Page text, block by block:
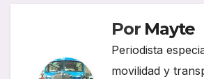
Por Mayte
Periodista
movilidad y